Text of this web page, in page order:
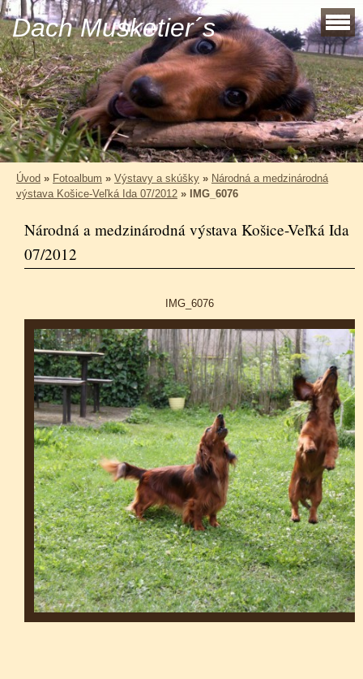
Dach Musketier´s
Úvod » Fotoalbum » Výstavy a skúšky » Národná a medzinárodná
výstava Košice-Veľká Ida 07/2012 » IMG_6076
Národná a medzinárodná výstava Košice-Veľká Ida
07/2012
IMG_6076